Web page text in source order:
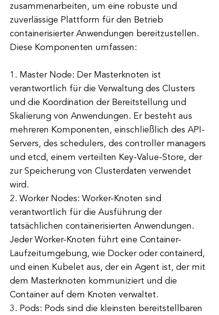
zusammenarbeiten, um eine robuste und
zuverlässige Plattform für den Betrieb
containerisierter Anwendungen bereitzustellen.
Diese Komponenten umfassen:
1. Master Node: Der Masterknoten ist
verantwortlich für die Verwaltung des Clusters
und die Koordination der Bereitstellung und
Skalierung von Anwendungen. Er besteht aus
mehreren Komponenten, einschließlich des API-
Servers, des schedulers, des controller managers
und etcd, einem verteilten Key-Value-Store, der
zur Speicherung von Clusterdaten verwendet
wird.
2. Worker Nodes: Worker-Knoten sind
verantwortlich für die Ausführung der
tatsächlichen containerisierten Anwendungen.
Jeder Worker-Knoten führt eine Container-
Laufzeitumgebung, wie Docker oder containerd,
und einen Kubelet aus, der ein Agent ist, der mit
dem Masterknoten kommuniziert und die
Container auf dem Knoten verwaltet.
3. Pods: Pods sind die kleinsten bereitstellbaren